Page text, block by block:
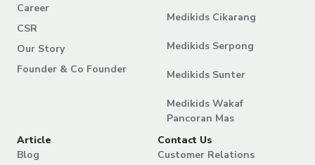
Career
CSR
Our Story
Founder & Co Founder
Medikids Cikarang
Medikids Serpong
Medikids Sunter
Medikids Wakaf
Pancoran Mas
Article
Blog
Contact Us
Customer Relations